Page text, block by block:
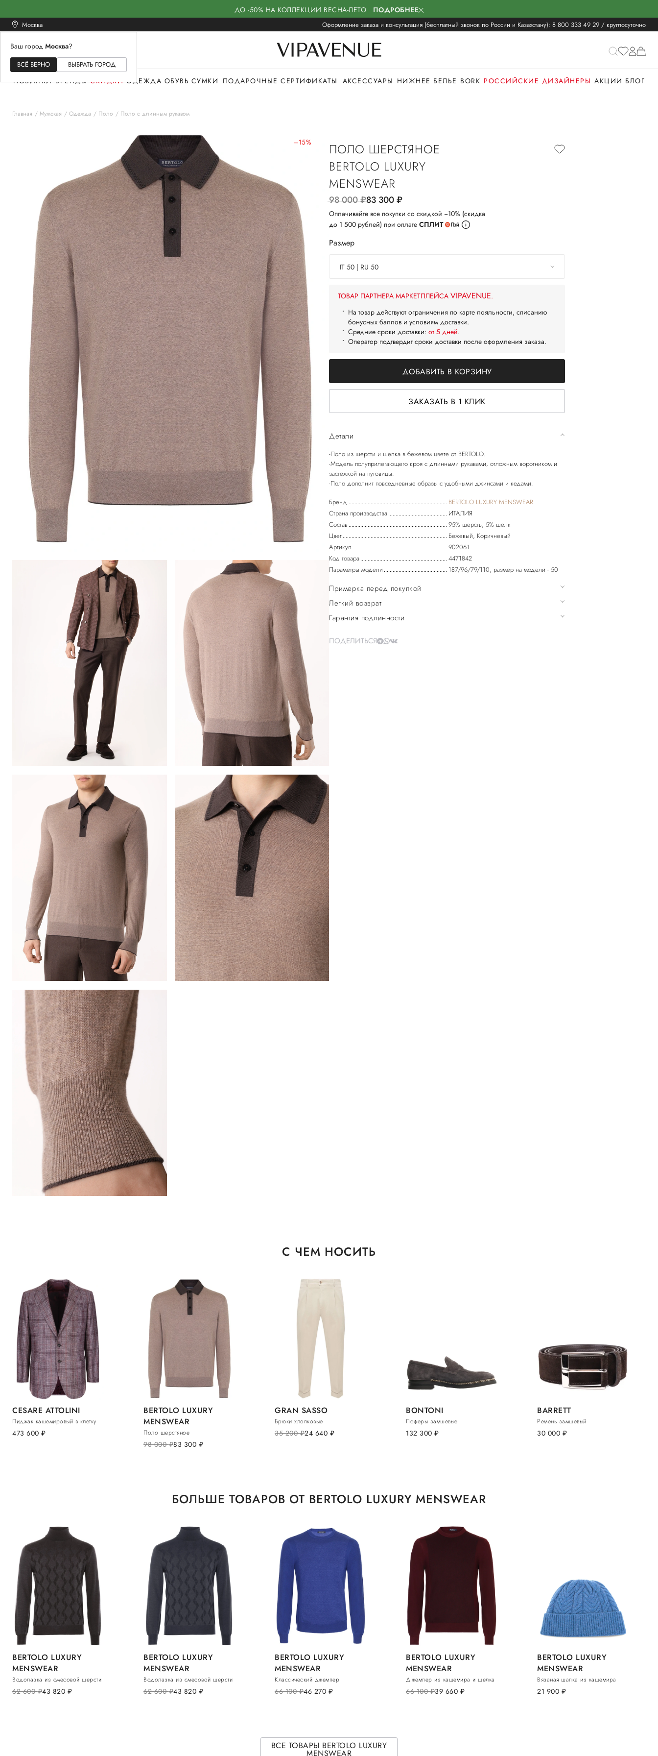
ДО -50% НА КОЛЛЕКЦИИ ВЕСНА-ЛЕТО ПОДРОБНЕЕ
Москва Оформление заказа и консультация (бесплатный звонок по России и Казахстану): 8 800 333 49 29 / круглосуточно
Ваш город Москва?
ВСЁ ВЕРНО ВЫБРАТЬ ГОРОД
ЖЕНСКОЕМУЖСКОЕ
НОВИНКИ БРЕНДЫ СКИДКИ ОДЕЖДА ОБУВЬ СУМКИ ПОДАРОЧНЫЕ СЕРТИФИКАТЫ АКСЕССУАРЫ НИЖНЕЕ БЕЛЬЕ BORK РОССИЙСКИЕ ДИЗАЙНЕРЫ АКЦИИ БЛОГ
Главная Мужская Одежда Поло Поло с длинным рукавом
–15%
ПОЛО ШЕРСТЯНОЕ
BERTOLO LUXURY
MENSWEAR
98 000руб.83 300руб.
Оплачивайте все покупки со скидкой −10% (скидка
до 1 500 рублей) при оплате СПЛИТ
Размер
IT 50 | RU 50
ТОВАР ПАРТНЕРА МАРКЕТПЛЕЙСА VIPAVENUE.
На товар действуют ограничения по карте лояльности, списанию
бонусных баллов и условиям доставки.
Средние сроки доставки: от 5 дней.
Оператор подтвердит сроки доставки после оформления заказа.
ДОБАВИТЬ В КОРЗИНУ
ЗАКАЗАТЬ В 1 КЛИК
Детали
-Поло из шерсти и шелка в бежевом цвете от BERTOLO.
-Модель полуприлегающего кроя с длинными рукавами, отложным воротником и
застежкой на пуговицы.
Бренд
BERTOLO LUXURY MENSWEAR
Страна производства
ИТАЛИЯ
Состав
95% шерсть, 5% шелк
Цвет
Бежевый, Коричневый
Артикул
902061
Код товара
4471842
Параметры модели
187/96/79/110, размер на модели - 50
Примерка перед покупкой
Легкий возврат
Гарантия подлинности
ПОДЕЛИТЬСЯ
С ЧЕМ НОСИТЬ
CESARE ATTOLINI
Пиджак кашемировый в клетку
473 600 руб.
BERTOLO LUXURY
MENSWEAR
Поло шерстяное
98 000руб.83 300 руб.
GRAN SASSO
Брюки хлопковые
35 200руб.24 640 руб.
BONTONI
Лоферы замшевые
132 300 руб.
BARRETT
Ремень замшевый
30 000 руб.
БОЛЬШЕ ТОВАРОВ ОТ BERTOLO LUXURY MENSWEAR
BERTOLO LUXURY
MENSWEAR
Водолазка из смесовой шерсти
62 600руб.43 820 руб.
BERTOLO LUXURY
MENSWEAR
Водолазка из смесовой шерсти
62 600руб.43 820 руб.
BERTOLO LUXURY
MENSWEAR
Классический джемпер
66 100руб.46 270 руб.
BERTOLO LUXURY
MENSWEAR
Джемпер из кашемира и шелка
66 100руб.39 660 руб.
BERTOLO LUXURY
MENSWEAR
Вязаная шапка из кашемира
21 900 руб.
ВСЕ ТОВАРЫ BERTOLO LUXURY
MENSWEAR